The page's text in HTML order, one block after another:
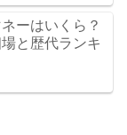
ーはいくら？
と歴代ランキ